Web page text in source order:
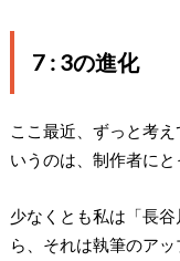
7 : 3の進化
ここ最近、ずっと考
いうのは、制作者にと
少なくとも私は「長
ら、それは執筆のアッ